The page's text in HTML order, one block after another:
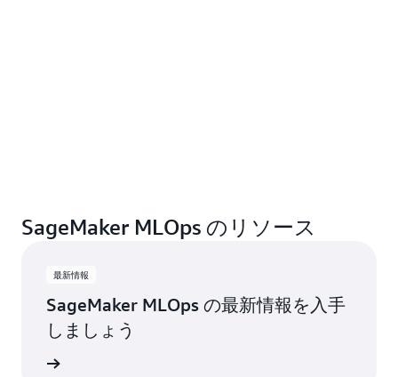
SageMaker MLOps のリソース
最新情報
SageMaker MLOps の最新情報を入手
しましょう